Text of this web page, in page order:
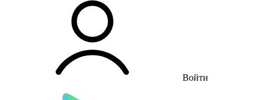
Войти